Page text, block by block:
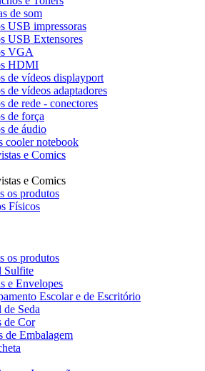
de som
USB impressoras
USB Extensores
VGA
HDMI
de vídeos displayport
de vídeos adaptadores
de rede - conectores
de força
de áudio
cooler notebook
e Comics
e Comics
os produtos
Físicos
os produtos
Sulfite
e Envelopes
Escolar e de Escritório
de Seda
de Cor
de Embalagem